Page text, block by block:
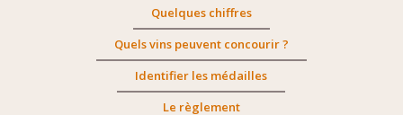
Quelques chiffres
Quels vins peuvent concourir ?
Identifier les médailles
Le règlement